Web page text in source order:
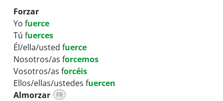
Forzar
Yo fuerce
Tú fuerces
Él/ella/usted fuerce
Nosotros/as forcemos
Vosotros/as forcéis
Ellos/ellas/ustedes fuercen
Almorzar
FR